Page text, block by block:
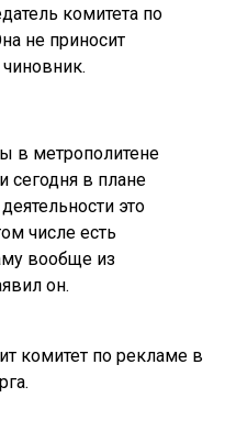
комитета по
не приносит
в метрополитене
сегодня в плане
это
числе есть
вообще из
он.
комитет по рекламе в